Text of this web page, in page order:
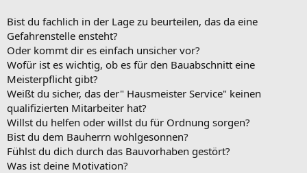
Bist du fachlich in der Lage zu beurteilen, das da eine
Gefahrenstelle ensteht?
Oder kommt dir es einfach unsicher vor?
Wofür ist es wichtig, ob es für den Bauabschnitt eine
Meisterpflicht gibt?
Weißt du sicher, das der" Hausmeister Service" keinen
qualifizierten Mitarbeiter hat?
Willst du helfen oder willst du für Ordnung sorgen?
Bist du dem Bauherrn wohlgesonnen?
Fühlst du dich durch das Bauvorhaben gestört?
Was ist deine Motivation?